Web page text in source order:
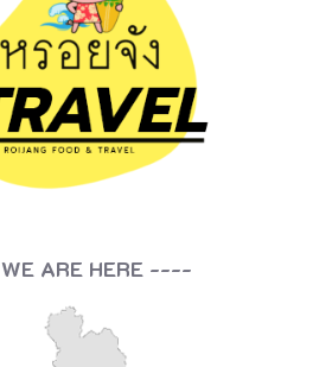
WE ARE HERE ----